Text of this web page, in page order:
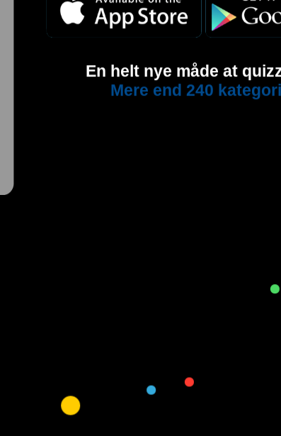
En helt nye måde at
Mere end 240